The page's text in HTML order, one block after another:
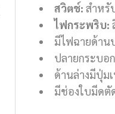
สวิตช์: สำหรั
ไฟกระพริบ:
มีไฟฉายด้าน
ปลายกระบอ
ด้านล่างมีปุ่ม
มีช่องใบมีดตั